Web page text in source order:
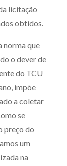
licitação
obtidos.
norma que
o dever de
do TCU
impõe
a coletar
se
preço do
um
na